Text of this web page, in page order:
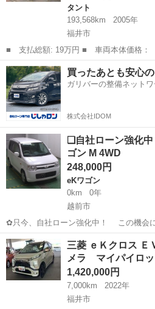
（検9.8）
タント
193,568km
2005年
福井市
■ 支払総額: 19万円 ■ 車両本体価格： 140,000 円 ■ メーカー
名： ダイハツ ■ 車種名： タント ■
Ｘ ＥＴＣ 純正ＣＤ・ＭＤオーディオ
ミラー ■ 排気量...
福井 福井市 タント 車両
買ったあとも安心
ガリバーの整備ネット
株式会社IDOM
❑自社ローン強化
ゴン M 4WD
248,000円
eKワゴン
0km
0年
越前市
✿只今、自社ローン強化中！ この機会に相談下さい
社ローン対応可能です● ・勤続
福井 越前市 eKワゴン
三菱 ｅＫクロス
メラ マイパイロッ
1,420,000円
7,000km
2022年
福井市